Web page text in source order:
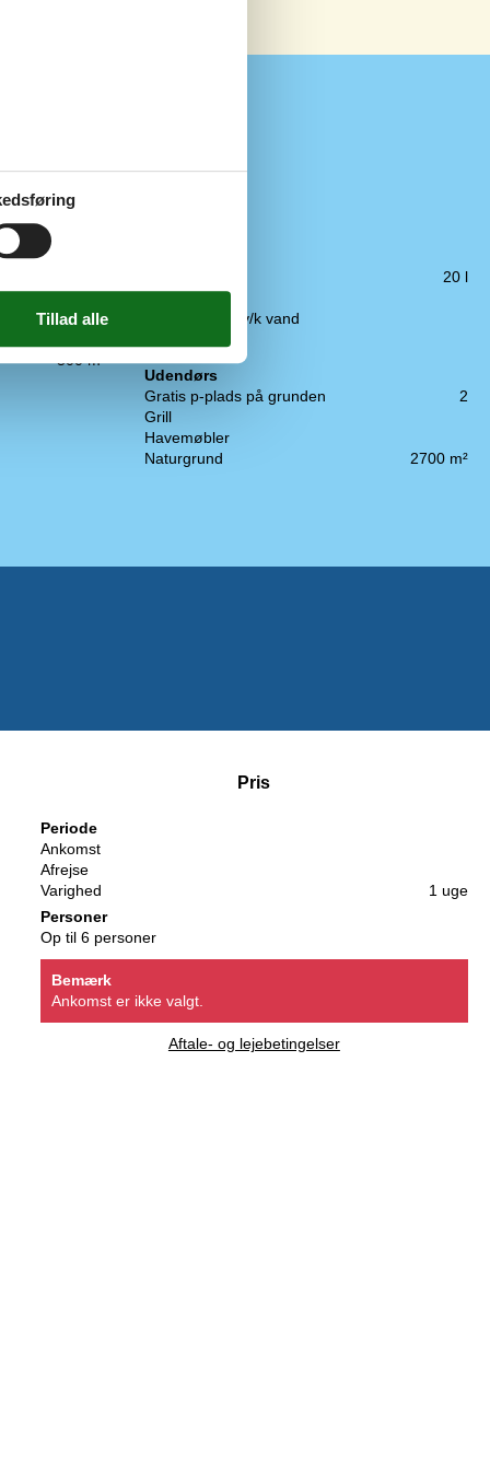
3,5 km
1 km
500 m
20 l
Kaffemaskine
Køkkenet har v/k vand
Udendørs
Gratis p-plads på grunden
2
Grill
Havemøbler
Naturgrund
2700 m²
Pris
Periode
Ankomst
Afrejse
Varighed
1 uge
Personer
Op til 6 personer
Bemærk
Ankomst er ikke valgt.
Aftale- og lejebetingelser